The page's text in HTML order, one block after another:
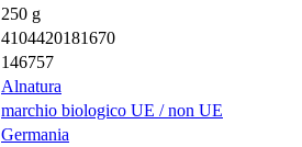
250 g
4104420181670
146757
Alnatura
marchio biologico UE / non UE
Germania